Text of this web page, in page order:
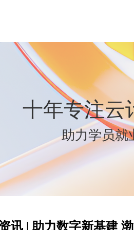
十年专注云
助力学员就
讯 | 助力数字新基建